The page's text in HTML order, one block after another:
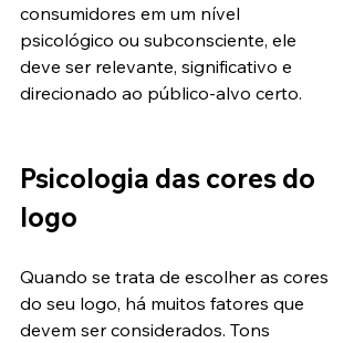
consumidores em um nível
psicológico ou subconsciente, ele
deve ser relevante, significativo e
direcionado ao público-alvo certo.
Psicologia das cores do
logo
Quando se trata de escolher as cores
do seu logo, há muitos fatores que
devem ser considerados. Tons